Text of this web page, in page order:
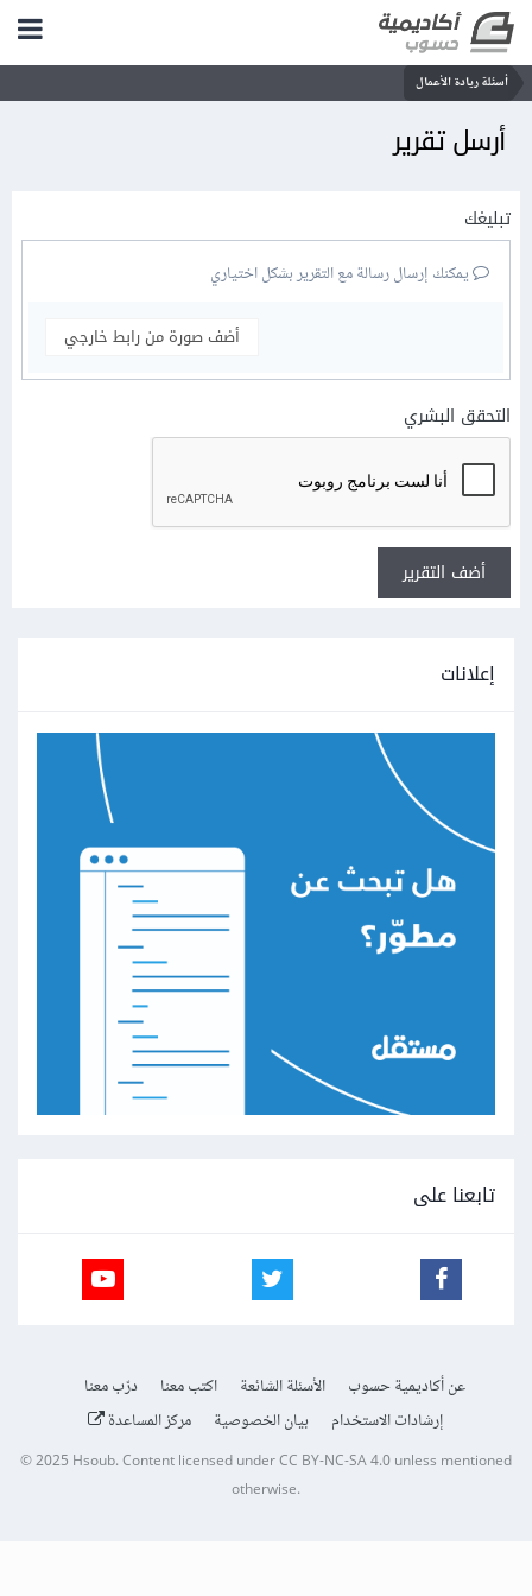
أسئلة ريادة الأعمال
أرسل تقرير
تبليغك
يمكنك إرسال رسالة مع التقرير بشكل اختياري
أضف صورة من رابط خارجي
التحقق البشري
أضف التقرير
إعلانات
تابعنا على
عن أكاديمية حسوب الأسئلة الشائعة اكتب معنا
درّب معنا
إرشادات الاستخدام
بيان الخصوصية مركز المساعدة
© 2025 Hsoub.Content licensed underCC BY-NC-SA 4.0unless mentioned
otherwise.